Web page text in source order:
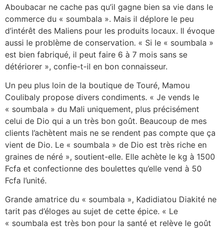
Aboubacar ne cache pas qu’il gagne bien sa vie dans le
commerce du « soumbala ». Mais il déplore le peu
d’intérêt des Maliens pour les produits locaux. Il évoque
aussi le problème de conservation. « Si le « soumbala »
est bien fabriqué, il peut faire 6 à 7 mois sans se
détériorer », confie-t-il en bon connaisseur.
Un peu plus loin de la boutique de Touré, Mamou
Coulibaly propose divers condiments. « Je vends le
« soumbala » du Mali uniquement, plus précisément
celui de Dio qui a un très bon goût. Beaucoup de mes
clients l’achètent mais ne se rendent pas compte que ça
vient de Dio. Le « soumbala » de Dio est très riche en
graines de néré », soutient-elle. Elle achète le kg à 1500
Fcfa et confectionne des boulettes qu’elle vend à 50
Fcfa l’unité.
Grande amatrice du « soumbala », Kadidiatou Diakité ne
tarit pas d’éloges au sujet de cette épice. « Le
« soumbala est très bon pour la santé et relève le goût